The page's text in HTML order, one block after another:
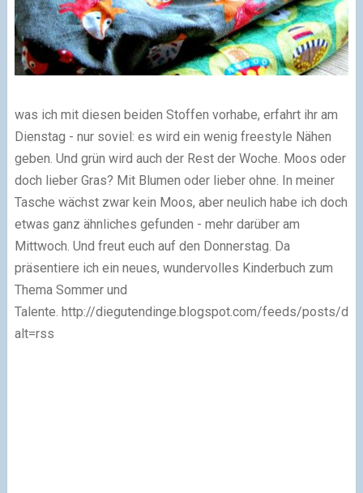
was ich mit diesen beiden Stoffen vorhabe, erfahrt ihr am
Dienstag - nur soviel: es wird ein wenig freestyle Nähen
geben. Und grün wird auch der Rest der Woche. Moos oder
doch lieber Gras? Mit Blumen oder lieber ohne. In meiner
Tasche wächst zwar kein Moos, aber neulich habe ich doch
etwas ganz ähnliches gefunden - mehr darüber am
Mittwoch. Und freut euch auf den Donnerstag. Da
präsentiere ich ein neues, wundervolles Kinderbuch zum
Thema Sommer und
Talente. http://diegutendinge.blogspot.com/feeds/posts/
alt=rss